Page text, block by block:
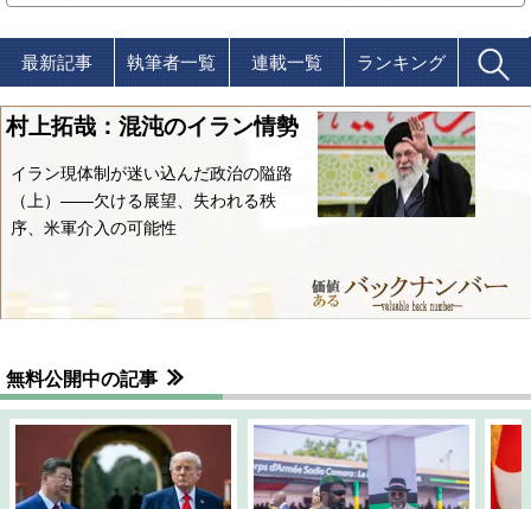
最新記事 執筆者一覧 連載一覧 ランキング
村上拓哉：混沌のイラン情勢
イラン現体制が迷い込んだ政治の隘路
（上）――欠ける展望、失われる秩
序、米軍介入の可能性
無料公開中の記事